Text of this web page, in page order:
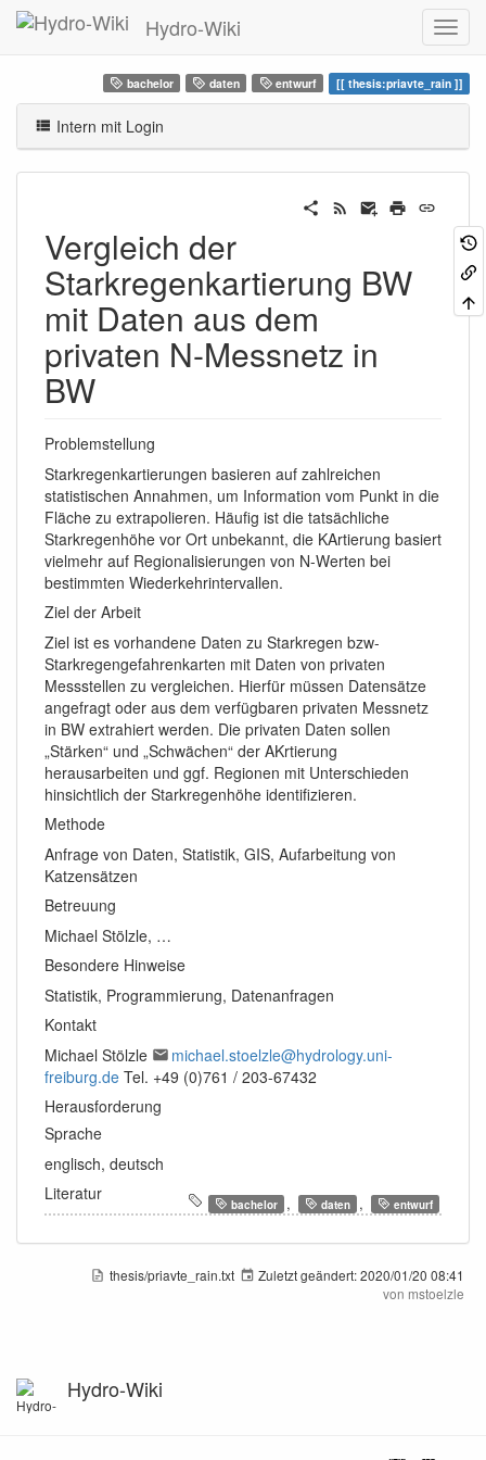
Hydro-Wiki
bachelor daten entwurf thesis:priavte_rain
Intern mit Login
Vergleich der
Starkregenkartierung BW
mit Daten aus dem
privaten N-Messnetz in
BW
Problemstellung
Starkregenkartierungen basieren auf zahlreichen
statistischen Annahmen, um Information vom Punkt in die
Fläche zu extrapolieren. Häufig ist die tatsächliche
Starkregenhöhe vor Ort unbekannt, die KArtierung basiert
vielmehr auf Regionalisierungen von N-Werten bei
bestimmten Wiederkehrintervallen.
Ziel der Arbeit
Ziel ist es vorhandene Daten zu Starkregen bzw-
Starkregengefahrenkarten mit Daten von privaten
Messstellen zu vergleichen. Hierfür müssen Datensätze
angefragt oder aus dem verfügbaren privaten Messnetz
in BW extrahiert werden. Die privaten Daten sollen
„Stärken“ und „Schwächen“ der AKrtierung
herausarbeiten und ggf. Regionen mit Unterschieden
hinsichtlich der Starkregenhöhe identifizieren.
Methode
Anfrage von Daten, Statistik, GIS, Aufarbeitung von
Katzensätzen
Betreuung
Michael Stölzle, …
Besondere Hinweise
Statistik, Programmierung, Datenanfragen
Kontakt
Michael Stölzle
michael.stoelzle@hydrology.uni-
freiburg.de Tel. +49 (0)761 / 203-67432
Herausforderung
Sprache
englisch, deutsch
Literatur
bachelor , daten , entwurf
thesis/priavte_rain.txt Zuletzt geändert:2020/01/20 08:41
von mstoelzle
Hydro-Wiki